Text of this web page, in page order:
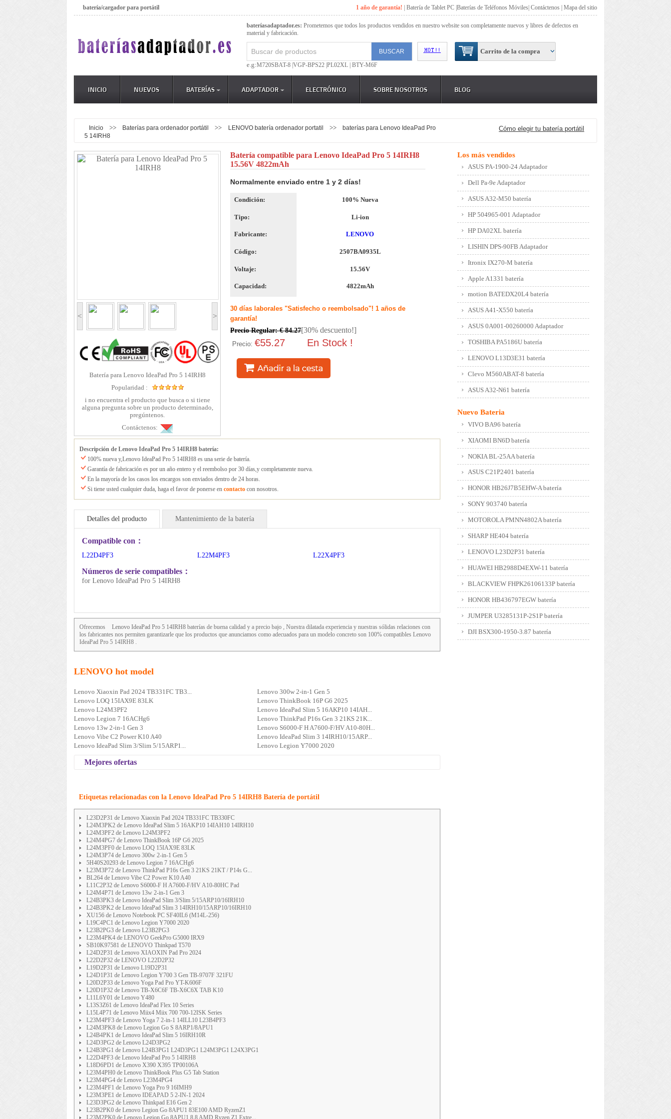
batería/cargador para portátil 1 año de garantía! |Batería de Tablet PC |Baterías de Teléfonos Móviles |Contáctenos |Mapa del sitio
bateríasadaptador.es: Prometemos que todos los productos vendidos en nuestro website son completamente nuevos y libres de defectos en
material y fabricación.
Carrito de la compra
e.g:M720SBAT-8 | VGP-BPS22 | PL02XL | BTY-M6F
INICIO NUEVOS BATERÍAS ADAPTADOR ELECTRÓNICO SOBRE NOSOTROS BLOG
Inicio >> Baterías para ordenador portátil >> LENOVO batería ordenador portatil >>
baterías para Lenovo IdeaPad Pro
5 14IRH8
Cómo elegir tu batería portátil
< >
Batería para Lenovo IdeaPad Pro 5 14IRH8
Popularidad :
i no encuentra el producto que busca o si tiene
alguna pregunta sobre un producto determinado,
pregúntenos.
Contáctenos:
Batería compatible para Lenovo IdeaPad Pro 5 14IRH8
15.56V 4822mAh
Normalmente enviado entre 1 y 2 días!
Condición: 100% Nueva
Tipo: Li-ion
Fabricante: LENOVO
Código: 2507BA0935L
Voltaje: 15.56V
Capacidad: 4822mAh
30 días laborales "Satisfecho o reembolsado"! 1 años de
garantía!
Precio Regular: € 84.27[30% descuento!]
Precio:€55.27 En Stock !
Descripción de Lenovo IdeaPad Pro 5 14IRH8 batería:
100% nueva y,Lenovo IdeaPad Pro 5 14IRH8 es una serie de batería.
Garantía de fabricación es por un año entero y el reembolso por 30 días,y completamente nueva.
En la mayoría de los casos los encargos son enviados dentro de 24 horas.
Si tiene usted cualquier duda, haga el favor de ponerse en contactocon nosotros.
Detalles del producto Mantenimiento de la batería
Compatible con：
L22D4PF3 L22M4PF3 L22X4PF3
Números de serie compatibles：
for Lenovo IdeaPad Pro 5 14IRH8
Ofrecemos Lenovo IdeaPad Pro 5 14IRH8baterías de buena calidad y a precio bajo , Nuestra dilatada experiencia y nuestras sólidas relaciones con
los fabricantes nos permiten garantizarle que los productos que anunciamos como adecuados para un modelo concreto son 100% compatibles Lenovo
IdeaPad Pro 5 14IRH8 .
LENOVO hot model
Lenovo Xiaoxin Pad 2024 TB331FC TB3...
Lenovo 300w 2-in-1 Gen 5
Lenovo LOQ 15IAX9E 83LK
Lenovo ThinkBook 16P G6 2025
Lenovo L24M3PF2
Lenovo IdeaPad Slim 5 16AKP10 14IAH...
Lenovo Legion 7 16ACHg6
Lenovo ThinkPad P16s Gen 3 21KS 21K...
Lenovo 13w 2-in-1 Gen 3
Lenovo S6000-F H A7600-F/HV A10-80H...
Lenovo Vibe C2 Power K10 A40
Lenovo IdeaPad Slim 3 14IRH10/15ARP...
Lenovo IdeaPad Slim 3/Slim 5/15ARP1...
Lenovo Legion Y7000 2020
Mejores ofertas
Etiquetas relacionadas con la Lenovo IdeaPad Pro 5 14IRH8 Batería de portátil
L23D2P31 de Lenovo Xiaoxin Pad 2024 TB331FC TB330FC
L24M3PK2 de Lenovo IdeaPad Slim 5 16AKP10 14IAH10 14IRH10
L24M3PF2 de Lenovo L24M3PF2
L24M4PG7 de Lenovo ThinkBook 16P G6 2025
L24M3PF0 de Lenovo LOQ 15IAX9E 83LK
L24M3P74 de Lenovo 300w 2-in-1 Gen 5
5H40S20293 de Lenovo Legion 7 16ACHg6
L23M3P72 de Lenovo ThinkPad P16s Gen 3 21KS 21KT / P14s G...
BL264 de Lenovo Vibe C2 Power K10 A40
L11C2P32 de Lenovo S6000-F H A7600-F/HV A10-80HC Pad
L24M4P71 de Lenovo 13w 2-in-1 Gen 3
L24B3PK3 de Lenovo IdeaPad Slim 3/Slim 5/15ARP10/16IRH10
L24B3PK2 de Lenovo IdeaPad Slim 3 14IRH10/15ARP10/16IRH10
XU156 de Lenovo Notebook PC SF40IL6 (M14L-256)
L19C4PC1 de Lenovo Legion Y7000 2020
L23B2PG3 de Lenovo L23B2PG3
L23M4PK4 de LENOVO GeekPro G5000 IRX9
SB10K97581 de LENOVO Thinkpad T570
L24D2P31 de Lenovo XIAOXIN Pad Pro 2024
L22D2P32 de LENOVO L22D2P32
L19D2P31 de Lenovo L19D2P31
L24D1P31 de Lenovo Legion Y700 3 Gen TB-9707F 321FU
L20D2P33 de Lenovo Yoga Pad Pro YT-K606F
L20D1P32 de Lenovo TB-X6C6F TB-X6C6X TAB K10
L11L6Y01 de Lenovo Y480
L13S3Z61 de Lenovo IdeaPad Flex 10 Series
L15L4P71 de Lenovo Miix4 Miix 700 700-12ISK Series
L23M4PF3 de Lenovo Yoga 7 2-in-1 14ILL10 L23B4PF3
L24M3PK8 de Lenovo Legion Go S 8ARP1/8APU1
L24B4PK1 de Lenovo IdeaPad Slim 5 16IRH10R
L24D3PG2 de Lenovo L24D3PG2
L24B3PG1 de Lenovo L24B3PG1 L24D3PG1 L24M3PG1 L24X3PG1
L22D4PF3 de Lenovo IdeaPad Pro 5 14IRH8
L18D6PD1 de Lenovo X390 X395 TP00106A
L23M4PH0 de Lenovo ThinkBook Plus G5 Tab Station
L23M4PG4 de Lenovo L23M4PG4
L23M4PF1 de Lenovo Yoga Pro 9 16IMH9
L23M3PE1 de Lenovo IDEAPAD 5 2-IN-1 2024
L23D3PG2 de Lenovo Thinkpad E16 Gen 2
L23B2PK0 de Lenovo Legion Go 8APU1 83E100 AMD RyzenZ1
L23M2PK0 de Lenovo Legion Go 8APU1 8.8 AMD Ryzen Z1 Extre...
Los más vendidos
ASUS PA-1900-24 Adaptador
Dell Pa-9e Adaptador
ASUS A32-M50 batería
HP 504965-001 Adaptador
HP DA02XL batería
LISHIN DPS-90FB Adaptador
Itronix IX270-M batería
Apple A1331 batería
motion BATEDX20L4 batería
ASUS A41-X550 batería
ASUS 0A001-00260000 Adaptador
TOSHIBA PA5186U batería
LENOVO L13D3E31 batería
Clevo M560ABAT-8 batería
ASUS A32-N61 batería
Nuevo Bateria
VIVO BA96 batería
XIAOMI BN6D batería
NOKIA BL-25AA batería
ASUS C21P2401 batería
HONOR HB26J7B5EHW-A batería
SONY 903740 batería
MOTOROLA PMNN4802A batería
SHARP HE404 batería
LENOVO L23D2P31 batería
HUAWEI HB2988D4EXW-11 batería
BLACKVIEW FHPK26106133P batería
HONOR HB436797EGW batería
JUMPER U3285131P-2S1P batería
DJI BSX300-1950-3.87 batería